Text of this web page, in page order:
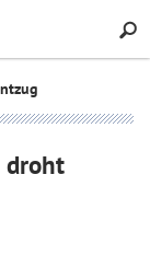
Search
droht